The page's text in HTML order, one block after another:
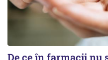
De ce în farmacii nu